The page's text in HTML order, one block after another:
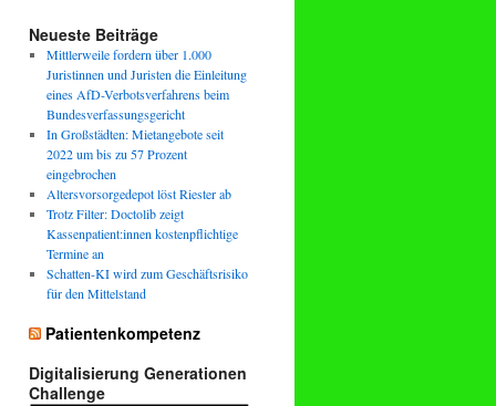
Neueste Beiträge
Mittlerweile fordern über 1.000
Juristinnen und Juristen die Einleitung
eines AfD-Verbotsverfahrens beim
Bundesverfassungsgericht
In Großstädten: Mietangebote seit
2022 um bis zu 57 Prozent
eingebrochen
Altersvorsorgedepot löst Riester ab
Trotz Filter: Doctolib zeigt
Kassenpatient:innen kostenpflichtige
Termine an
Schatten-KI wird zum Geschäftsrisiko
für den Mittelstand
Patientenkompetenz
Digitalisierung Generationen
Challenge